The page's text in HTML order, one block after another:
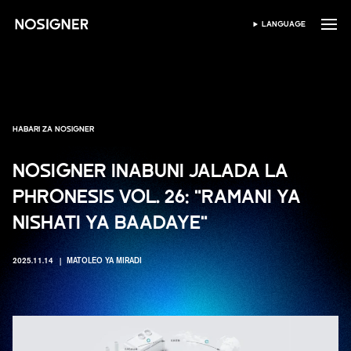
NYUMBANI
CHAGUA LUGHA
LANGUAGE
HABARI ZA NOSIGNER
NOSIGNER INABUNI JALADA LA
PHRONESIS VOL. 26: "RAMANI YA
NISHATI YA BAADAYE"
2025.11.14 MATOLEO YA MIRADI